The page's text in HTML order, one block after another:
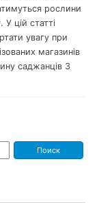
рослини
цій статті
увагу при
магазинів
саджанців З